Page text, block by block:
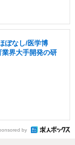
ぼなし/医学博
界大手開発の研
by